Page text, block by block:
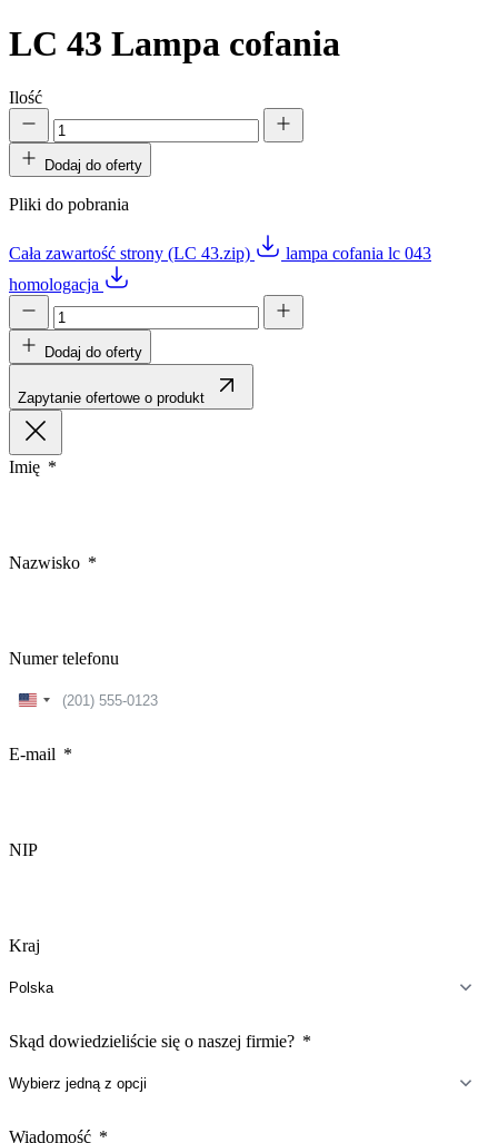
LC 43 Lampa cofania
Ilość
Dodaj do oferty
Pliki do pobrania
Cała zawartość strony (LC 43.zip)
lampa cofania lc 043
homologacja
Dodaj do oferty
Zapytanie ofertowe o produkt
Imię
Nazwisko
Numer telefonu
United
E-mail
NIP
Kraj
Skąd dowiedzieliście się o naszej firmie?
Wiadomość